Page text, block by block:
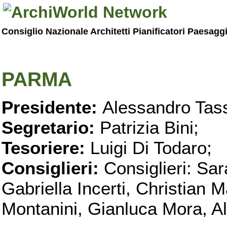
Consiglio Nazionale Architetti Pianificatori
PARMA
Presidente: Alessandro
Segretario: Patrizia Bini;
Tesoriere: Luigi Di Todaro;
Consiglieri: Consiglieri:
Gabriella Incerti, Christian
Montanini, Gianluca Mora,